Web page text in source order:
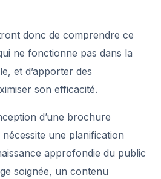
donc de comprendre ce
ne fonctionne pas dans la
et d’apporter des
son efficacité.
d’une brochure
une planification
approfondie du public
soignée, un contenu